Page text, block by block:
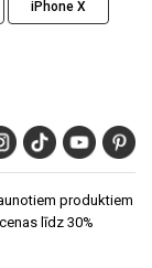
iPhone X
produktiem
līdz 30%